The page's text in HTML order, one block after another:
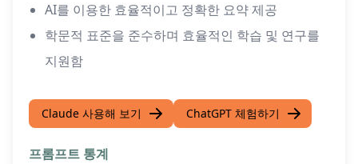
AI를 이용한 효율적이고 정확한 요약 제공
학문적 표준을 준수하며 효율적인 학습 및 연구를
지원함
Claude 사용해 보기 ChatGPT 체험하기
프롬프트 통계